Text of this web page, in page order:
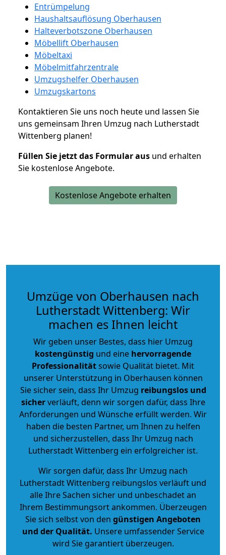
Entrümpelung
Haushaltsauflösung Oberhausen
Halteverbotszone Oberhausen
Möbellift Oberhausen
Möbeltaxi
Möbelmitfahrzentrale
Umzugshelfer Oberhausen
Umzugskartons
Kontaktieren Sie uns noch heute und lassen Sie
uns gemeinsam Ihren Umzug nach Lutherstadt
Wittenberg planen!
Füllen Sie jetzt das Formular aus und erhalten
Sie kostenlose Angebote.
Kostenlose Angebote erhalten
Umzüge von Oberhausen nach
Lutherstadt Wittenberg: Wir
machen es Ihnen leicht
Wir geben unser Bestes, dass hier Umzug
kostengünstig und eine hervorragende
Professionalitätsowie Qualität bietet. Mit
unserer Unterstützung in Oberhausen können
Sie sicher sein, dass Ihr Umzug reibungslos und
sicherverläuft, denn wir sorgen dafür, dass Ihre
Anforderungen und Wünsche erfüllt werden. Wir
haben die besten Partner, um Ihnen zu helfen
und sicherzustellen, dass Ihr Umzug nach
Lutherstadt Wittenberg ein erfolgreicher ist.
Wir sorgen dafür, dass Ihr Umzug nach
Lutherstadt Wittenberg reibungslos verläuft und
alle Ihre Sachen sicher und unbeschadet an
Ihrem Bestimmungsort ankommen. Überzeugen
Sie sich selbst von den günstigen Angeboten
und der Qualität. Unsere umfassender Service
wird Sie garantiert überzeugen.